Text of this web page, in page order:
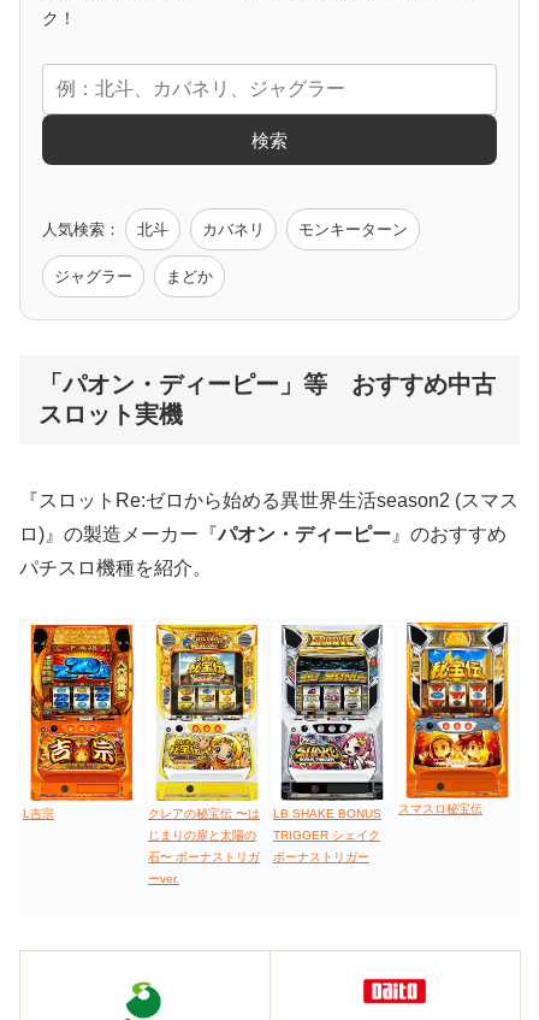
アニメタイアップ
エヴァ コードギアス 化物語 炎炎ノ消防隊
モンハン バイオ ペルソナ
値下げ台 ディスクアップ
ク！
検索
人気検索： 北斗 カバネリ モンキーターン
ジャグラー まどか
「パオン・ディーピー」等 おすすめ中古
スロット実機
『スロットRe:ゼロから始める異世界生活season2 (スマス
ロ)』の製造メーカー『パオン・ディーピー 』のおすすめ
パチスロ機種を紹介。
L吉宗
クレアの秘宝伝 〜は
じまりの扉と太陽の
石〜 ボーナストリガ
ーver.
LB SHAKE BONUS
TRIGGER シェイク
ボーナストリガー
スマスロ秘宝伝